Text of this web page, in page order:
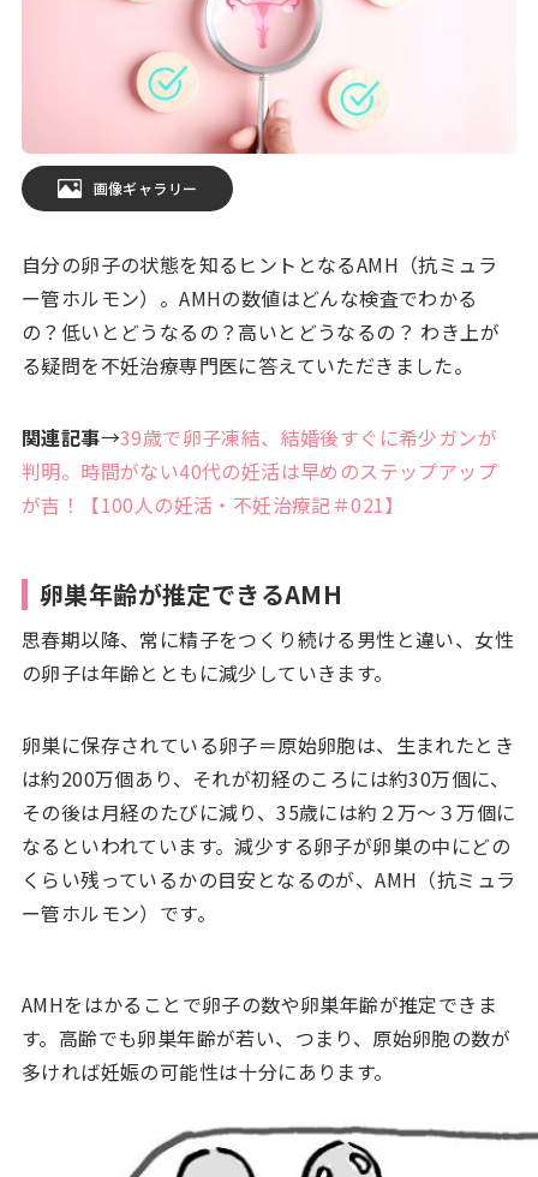
画像ギャラリー
自分の卵子の状態を知るヒントとなるAMH（抗ミュラ
ー管ホルモン）。AMHの数値はどんな検査でわかる
の？低いとどうなるの？高いとどうなるの？ わき上が
る疑問を不妊治療専門医に答えていただきました。
関連記事→39歳で卵子凍結、結婚後すぐに希少ガンが
判明。時間がない40代の妊活は早めのステップアップ
が吉！【100人の妊活・不妊治療記＃021】
卵巣年齢が推定できるAMH
思春期以降、常に精子をつくり続ける男性と違い、女性
の卵子は年齢とともに減少していきます。
卵巣に保存されている卵子＝原始卵胞は、生まれたとき
は約200万個あり、それが初経のころには約30万個に、
その後は月経のたびに減り、35歳には約２万～３万個に
なるといわれています。減少する卵子が卵巣の中にどの
くらい残っているかの目安となるのが、AMH（抗ミュラ
ー管ホルモン）です。
AMHをはかることで卵子の数や卵巣年齢が推定できま
す。高齢でも卵巣年齢が若い、つまり、原始卵胞の数が
多ければ妊娠の可能性は十分にあります。